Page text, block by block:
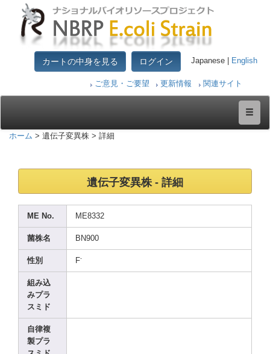
カートの中身を見る ログイン Japanese | English
ご意見・ご要望 更新情報 関連サイト
ホーム > 遺伝子変異株 > 詳細
遺伝子変異株 - 詳細
ME No. ME8332
菌株名 BN900
性別 F-
組み込
みプラ
スミド
自律複
製プラ